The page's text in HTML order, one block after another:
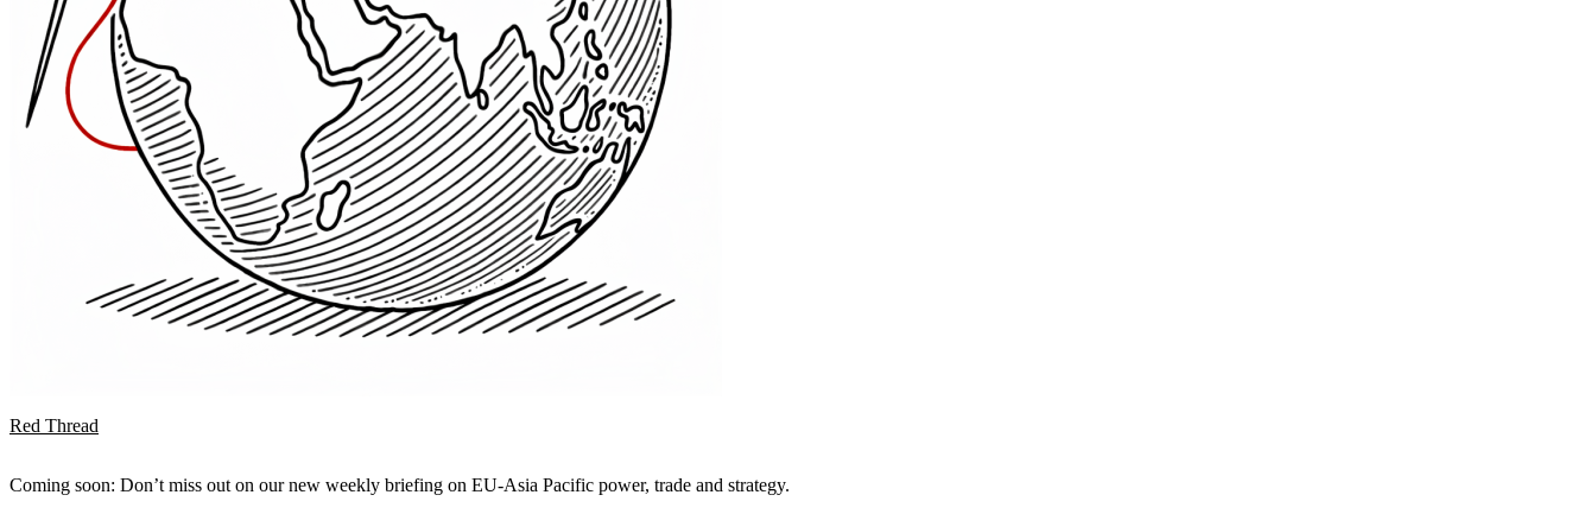
Red Thread
Coming soon: Don’t miss out on our new weekly briefing on EU-Asia Pacific power, trade and strategy.